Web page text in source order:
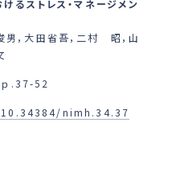
るストレス・マネージメン
，大田省吾，二村 昭，山
ｐ.37-52
nimh.34.37